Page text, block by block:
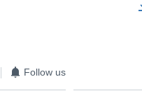
Follow us